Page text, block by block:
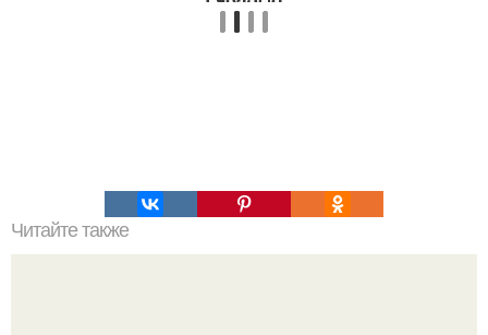
Читайте также